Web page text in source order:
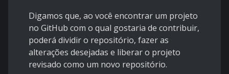
Digamos que, ao você encontrar um projeto
no GitHub com o qual gostaria de contribuir,
poderá dividir o repositório, fazer as
alterações desejadas e liberar o projeto
revisado como um novo repositório.